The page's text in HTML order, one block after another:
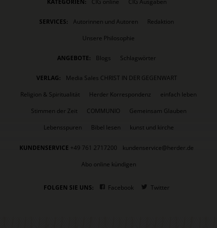
SERVICES: Autorinnen und Autoren
Redaktion
Unsere Philosophie
ANGEBOTE: Blogs Schlagwörter
VERLAG:
Media Sales CHRIST IN DER GEGENWART
Religion & Spiritualität
Herder Korrespondenz
einfach leben
Stimmen der Zeit
COMMUNIO
Gemeinsam Glauben
Lebensspuren
Bibel lesen kunst und kirche
KUNDENSERVICE +49 761 2717200
kundenservice@herder.de
Abo online kündigen
FOLGEN SIE UNS: Facebook Twitter